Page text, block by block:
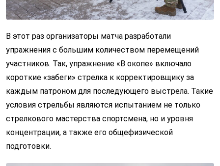
В этот раз организаторы матча разработали
упражнения с большим количеством перемещений
участников. Так, упражнение «В окопе» включало
короткие «забеги» стрелка к корректировщику за
каждым патроном для последующего выстрела. Такие
условия стрельбы являются испытанием не только
стрелкового мастерства спортсмена, но и уровня
концентрации, а также его общефизической
подготовки.